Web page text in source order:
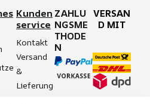
Kunden
service
Kontakt
Versand
&
Lieferung
ZAHLU
NGSME
THODE
N
VERSAN
D MIT